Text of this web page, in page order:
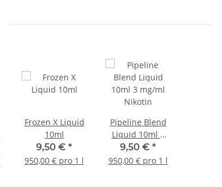
Frozen X Liquid
10ml
9,50 € *
950,00 € pro 1 l
Pipeline Blend
Liquid 10ml 3
mg/ml Nikotin
9,50 € *
950,00 € pro 1 l